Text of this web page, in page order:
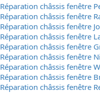
Réparation châssis fenêtre
Réparation châssis fenêtre
Réparation châssis fenêtre
Réparation châssis fenêtre
Réparation châssis fenêtre
Réparation châssis fenêtre
Réparation châssis fenêtre
Réparation châssis fenêtre
Réparation châssis fenêtre